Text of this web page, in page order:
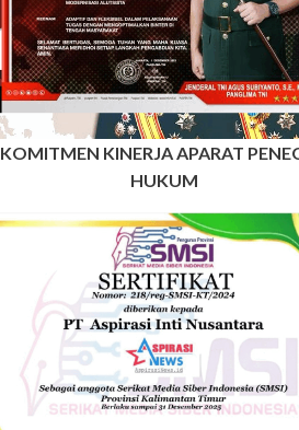
KOMITMEN KINERJA APARAT
HUKUM